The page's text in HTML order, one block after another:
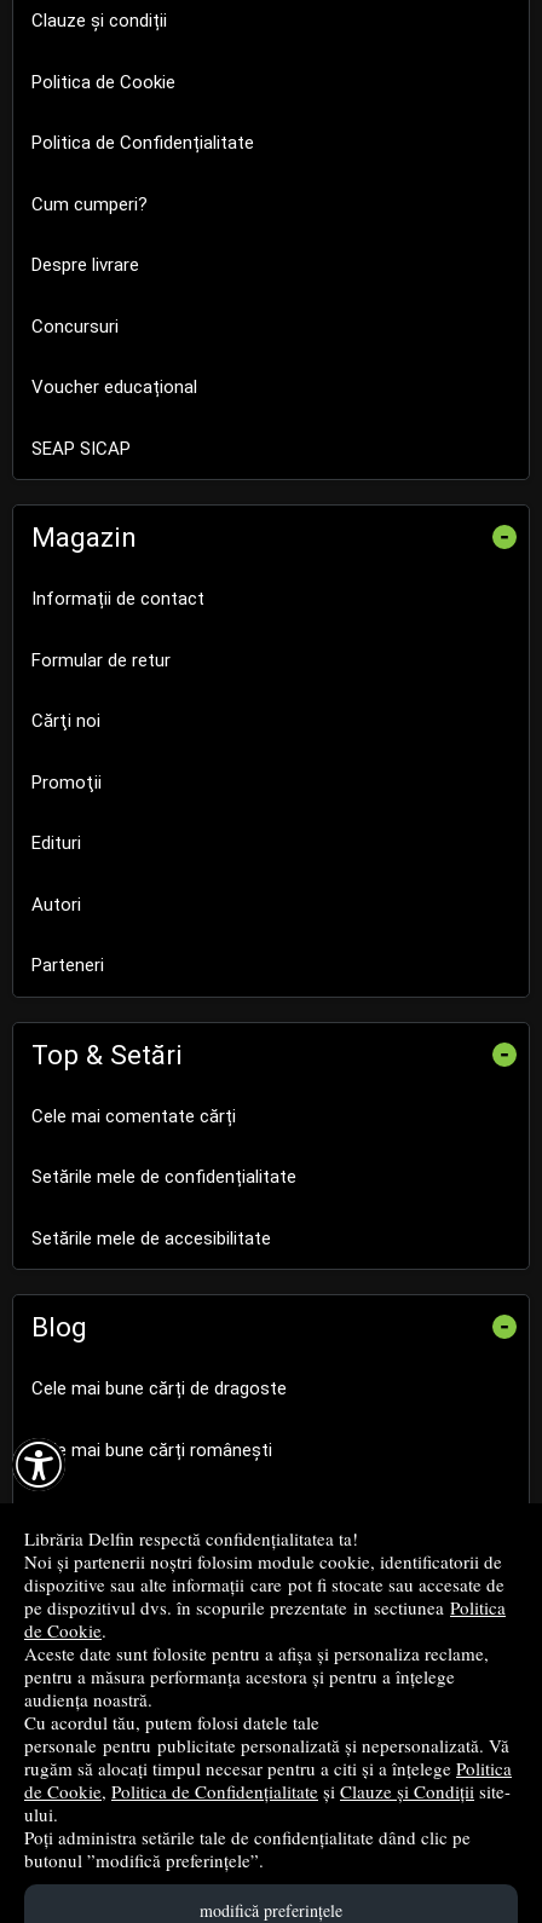

Librăria Delfin respectă confidențialitatea ta!
Noi și partenerii noștri folosim module cookie, identificatorii de
dispozitive sau alte informații care pot fi stocate sau accesate de
pe dispozitivul dvs. în scopurile prezentate in sectiunea Politica
de Cookie.
Aceste date sunt folosite pentru a afișa și personaliza reclame,
pentru a măsura performanța acestora și pentru a înțelege
audiența noastră.
Cu acordul tău, putem folosi datele tale
personale pentru publicitate personalizată și nepersonalizată. Vă
rugăm să alocați timpul necesar pentru a citi și a înțelege Politica
de Cookie, Politica de Confidențialitate și Clauze și Condiții site-
ului.
Poți administra setările tale de confidențialitate dând clic pe
butonul ”modifică preferințele”.
modifică preferințele
Clauze și condiții
Politica de Cookie
Politica de Confidențialitate
Cum cumperi?
Despre livrare
Concursuri
Voucher educațional
SEAP SICAP
Magazin -
Informații de contact
Formular de retur
Cărţi noi
Promoţii
Edituri
Autori
Parteneri
Top & Setări -
Cele mai comentate cărți
Setările mele de confidențialitate
Setările mele de accesibilitate
Blog -
Cele mai bune cărți de dragoste
Cele mai bune cărți românești
Cele mai bune cărți de istorie
Top cărți beletristică
...toate știrile
© 2004 - 2026 Grup DZC SRL
Magazin onlinecreat de Vital Soft
Created in 0.0938 sec